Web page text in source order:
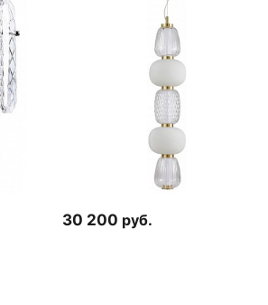
30 200 руб.